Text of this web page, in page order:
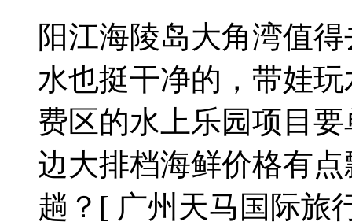
阳江海陵岛大角湾值
水也挺干净的，带娃
费区的水上乐园项目
边大排档海鲜价格有
趟？ [ 广州天马国际旅